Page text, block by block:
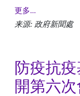
更多...
来源: 政府新聞處
防疫抗
開第六